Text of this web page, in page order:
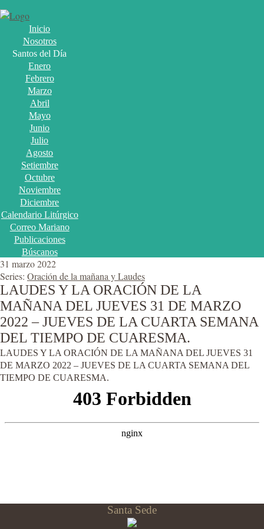
Inicio
Nosotros
Santos del Día
Enero
Febrero
Marzo
Abril
Mayo
Junio
Julio
Agosto
Setiembre
Octubre
Noviembre
Diciembre
Calendario Litúrgico
Correo Mariano
Publicaciones
Búscanos
31 marzo 2022
Series: Oración de la mañana y Laudes
LAUDES Y LA ORACIÓN DE LA
MAÑANA DEL JUEVES 31 DE MARZO
2022 – JUEVES DE LA CUARTA SEMANA
DEL TIEMPO DE CUARESMA.
LAUDES Y LA ORACIÓN DE LA MAÑANA DEL JUEVES 31
DE MARZO 2022 – JUEVES DE LA CUARTA SEMANA DEL
TIEMPO DE CUARESMA.
Santa Sede